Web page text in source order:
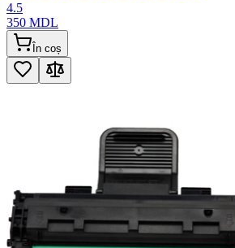
4.5
350 MDL
În coș